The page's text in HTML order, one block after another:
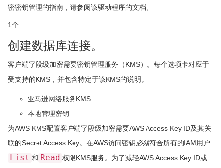
密密钥管理的指南，请参阅该驱动程序的文档。
1个
创建数据库连接。
客户端字段级加密需要密钥管理服务（KMS）。每个选项卡对应于
受支持的KMS，并包含特定于该KMS的说明。
亚马逊网络服务KMS
本地管理密钥
为AWS KMS配置客户端字段级加密需要AWS Access Key ID及其关
联的Secret Access Key。在AWS访问密钥必须符合所有的IAM用户
List 和 Read 权限KMS服务。为了减轻AWS Access Key ID或